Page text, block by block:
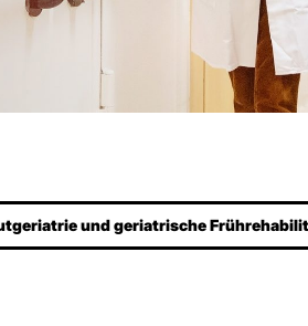
und geriatrische